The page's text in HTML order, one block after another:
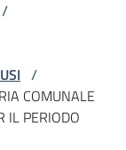
/
/
COMUNALE
IL PERIODO